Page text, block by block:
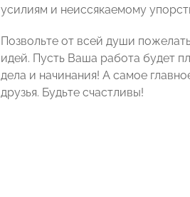
усилиям и неиссякаемому
Позвольте от всей души
идей. Пусть Ваша работа будет
дела и начинания! А самое
друзья. Будьте счастливы!